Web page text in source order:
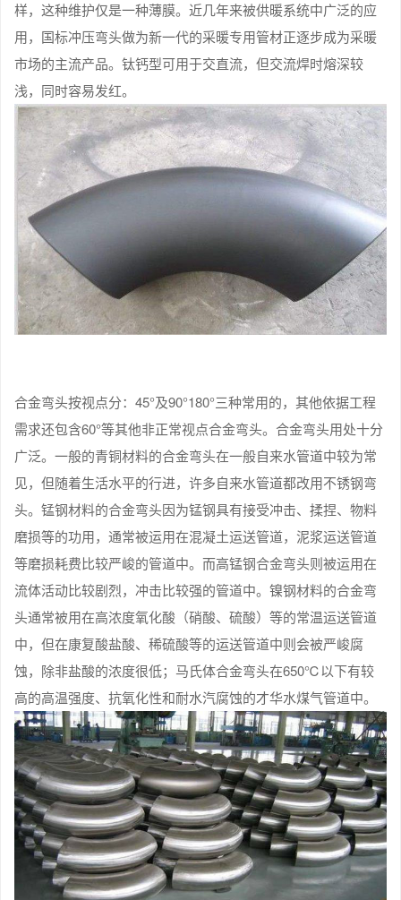
样，这种维护仅是一种薄膜。近几年来被供暖系统中广泛的应
用，国标冲压弯头做为新一代的采暖专用管材正逐步成为采暖
市场的主流产品。钛钙型可用于交直流，但交流焊时熔深较
浅，同时容易发红。
合金弯头按视点分：45°及90°180°三种常用的，其他依据工程
需求还包含60°等其他非正常视点合金弯头。合金弯头用处十分
广泛。一般的青铜材料的合金弯头在一般自来水管道中较为常
见，但随着生活水平的行进，许多自来水管道都改用不锈钢弯
头。锰钢材料的合金弯头因为锰钢具有接受冲击、揉捏、物料
磨损等的功用，通常被运用在混凝土运送管道，泥浆运送管道
等磨损耗费比较严峻的管道中。而高锰钢合金弯头则被运用在
流体活动比较剧烈，冲击比较强的管道中。镍钢材料的合金弯
头通常被用在高浓度氧化酸（硝酸、硫酸）等的常温运送管道
中，但在康复酸盐酸、稀硫酸等的运送管道中则会被严峻腐
蚀，除非盐酸的浓度很低；马氏体合金弯头在650℃以下有较
高的高温强度、抗氧化性和耐水汽腐蚀的才华水煤气管道中。